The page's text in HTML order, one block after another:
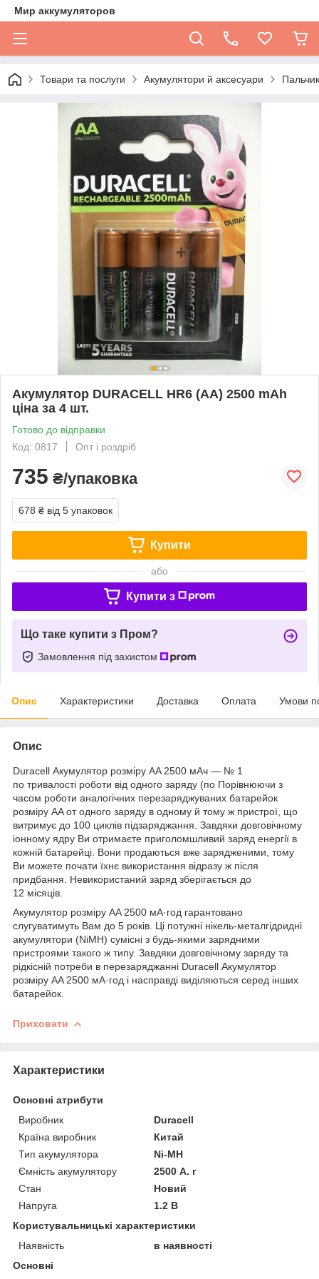
Мир аккумуляторов
Товари та послуги Акумулятори й аксесуари
Акумулятор DURACELL HR6 (AA) 2500 mAh
ціна за 4 шт.
Готово до відправки
Код: 0817
Опт і роздріб
735 ₴/упаковка
678 ₴ від 5 упаковок
Купити
або
Купити з
Що таке купити з Пром?
Замовлення під захистом
Опис Характеристики Доставка Оплата Умови
Опис
Duracell Акумулятор розміру AA 2500 мАч — № 1
по тривалості роботи від одного заряду (по Порівнюючи з
часом роботи аналогічних перезаряджуваних батарейок
розміру AA от одного заряду в одному й тому ж пристрої, що
витримує до 100 циклів підзаряджання. Завдяки довговічному
іонному ядру Ви отримаєте приголомшливий заряд енергії в
кожній батарейці. Вони продаються вже зарядженими, тому
Ви можете почати їхнє використання відразу ж після
придбання. Невикористаний заряд зберігається до
12 місяців.
Акумулятор розміру AA 2500 мА·год гарантовано
слугуватимуть Вам до 5 років. Ці потужні нікель-металгідридні
акумулятори (NiMH) сумісні з будь-якими зарядними
пристроями такого ж типу. Завдяки довговічному заряду та
рідкісній потреби в перезаряджанні Duracell Акумулятор
розміру AA 2500 мА·год і насправді виділяються серед інших
батарейок.
Приховати
Характеристики
Основні атрибути
Виробник
Duracell
Країна виробник
Китай
Тип акумулятора
Ni-MH
Ємність акумулятору
2500 А. г
Стан
Новий
Напруга
1.2 В
Користувальницькі характеристики
Наявність
в наявності
Основні